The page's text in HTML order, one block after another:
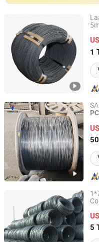
1
Jiangsu Shenwang
Jiangsu, China
PC
Shanghai Hongxianghui
Shanghai, China
5
Hongye Steel (Shandong)
Shandong, China